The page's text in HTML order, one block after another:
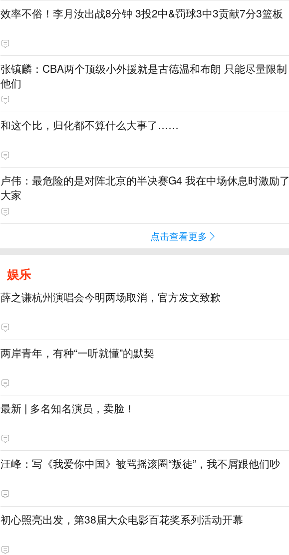
效率不俗！李月汝出战8分钟 3投2中&罚球3中3贡献7分3篮板
张镇麟：CBA两个顶级小外援就是古德温和布朗 只能尽量限制
他们
和这个比，归化都不算什么大事了……
卢伟：最危险的是对阵北京的半决赛G4 我在中场休息时激励了
大家
点击查看更多
娱乐
薛之谦杭州演唱会今明两场取消，官方发文致歉
两岸青年，有种“一听就懂”的默契
最新 | 多名知名演员，卖脸！
汪峰：写《我爱你中国》被骂摇滚圈“叛徒”，我不屑跟他们吵
初心照亮出发，第38届大众电影百花奖系列活动开幕